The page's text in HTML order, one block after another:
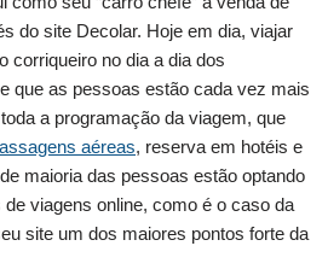
do site Decolar. Hoje em dia, viajar
corriqueiro no dia a dia dos
que as pessoas estão cada vez mais
a programação da viagem, que
aéreas, reserva em hotéis e
maioria das pessoas estão optando
viagens online, como é o caso da
site um dos maiores pontos forte da